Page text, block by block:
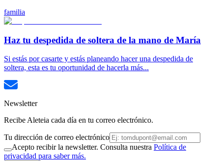
familia
Haz tu despedida de soltera de la mano de María
Si estás por casarte y estás planeando hacer una despedida de
soltera, esta es tu oportunidad de hacerla más...
Newsletter
Recibe Aleteia cada día en tu correo electrónico.
Tu dirección de correo electrónico
Acepto recibir la newsletter. Consulta nuestra Política de
privacidad para saber más.